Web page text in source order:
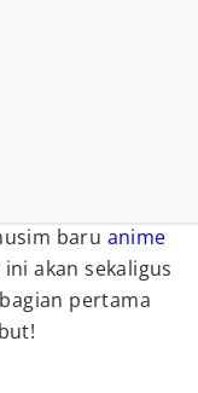
baru anime
akan sekaligus
pertama